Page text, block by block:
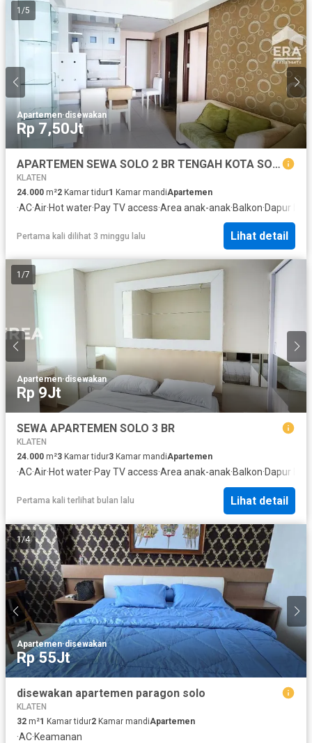
1 /5
Apartemen·disewakan
Rp 7,50Jt
APARTEMEN SEWA SOLO 2 BR TENGAH KOTA SOLO DEKAT STASIUN PURWOSARI DAN MANAHAN
KLATEN
24.000 m²2 Kamar tidur1 Kamar mandiApartemen
·AC·Air·Hot water·Pay TV access·Area anak-anak·Balkon·Dapur
Pertama kali dilihat 3 minggu lalu Lihat detail
1 /7
Apartemen·disewakan
Rp 9Jt
SEWA APARTEMEN SOLO 3 BR
KLATEN
24.000 m²3 Kamar tidur3 Kamar mandiApartemen
·AC·Air·Hot water·Pay TV access·Area anak-anak·Balkon·Dapur
Pertama kali terlihat bulan lalu Lihat detail
1/4
Apartemen·disewakan
Rp 55Jt
disewakan apartemen paragon solo
KLATEN
32 m²1 Kamar tidur2 Kamar mandiApartemen
·AC·Keamanan